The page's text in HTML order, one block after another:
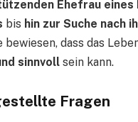
Ehefrau eines
bis hin zur Suche nach
bewiesen, dass das
sinnvoll sein kann.
Fragen